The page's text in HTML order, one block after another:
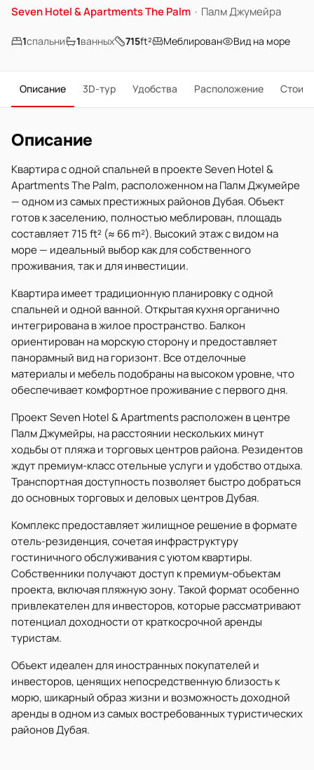
Seven Hotel & Apartments The Palm · Палм Джумейра
1спальни 1ванных 715ft² Меблирован Вид на море
Описание 3D-тур Удобства Расположение
Описание
Квартира с одной спальней в проекте Seven Hotel &
Apartments The Palm, расположенном на Палм Джумейре
— одном из самых престижных районов Дубая. Объект
готов к заселению, полностью меблирован, площадь
составляет 715 ft² (≈ 66 m²). Высокий этаж с видом на
море — идеальный выбор как для собственного
проживания, так и для инвестиции.
Квартира имеет традиционную планировку с одной
спальней и одной ванной. Открытая кухня органично
интегрирована в жилое пространство. Балкон
ориентирован на морскую сторону и предоставляет
панорамный вид на горизонт. Все отделочные
материалы и мебель подобраны на высоком уровне, что
обеспечивает комфортное проживание с первого дня.
Проект Seven Hotel & Apartments расположен в центре
Палм Джумейры, на расстоянии нескольких минут
ходьбы от пляжа и торговых центров района. Резидентов
ждут премиум-класс отельные услуги и удобство отдыха.
Транспортная доступность позволяет быстро добраться
до основных торговых и деловых центров Дубая.
Комплекс предоставляет жилищное решение в формате
отель-резиденция, сочетая инфраструктуру
гостиничного обслуживания с уютом квартиры.
Собственники получают доступ к премиум-объектам
проекта, включая пляжную зону. Такой формат особенно
привлекателен для инвесторов, которые рассматривают
потенциал доходности от краткосрочной аренды
туристам.
Объект идеален для иностранных покупателей и
инвесторов, ценящих непосредственную близость к
морю, шикарный образ жизни и возможность доходной
аренды в одном из самых востребованных туристических
районов Дубая.